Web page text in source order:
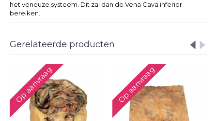
het veneuze systeem. Dit zal dan de Vena Cava inferior
bereiken.
Gerelateerde producten
Op aanvraag Op aanvraag